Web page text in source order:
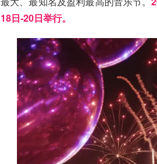
18日-20日举行。